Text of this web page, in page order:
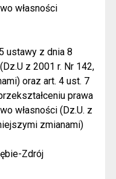
własności
ustawy z dnia 8
z 2001 r. Nr 142,
oraz art. 4 ust. 7
prawa
własności (Dz.U. z
zmianami)
Zdrój